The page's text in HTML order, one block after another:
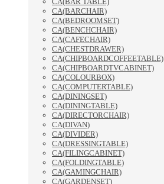
CA(BARCHAIR)
CA(BEDROOMSET)
CA(BENCHCHAIR)
CA(CAFECHAIR)
CA(CHESTDRAWER)
CA(CHIPBOARDCOFFEETABLE)
CA(CHIPBOARDTVCABINET)
CA(COLOURBOX)
CA(COMPUTERTABLE)
CA(DININGSET)
CA(DININGTABLE)
CA(DIRECTORCHAIR)
CA(DIVAN)
CA(DIVIDER)
CA(DRESSINGTABLE)
CA(FILINGCABINET)
CA(FOLDINGTABLE)
CA(GAMINGCHAIR)
CA(GARDENSET)